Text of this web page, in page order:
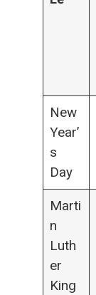
New
Year’
s
Day
Marti
n
Luth
er
King